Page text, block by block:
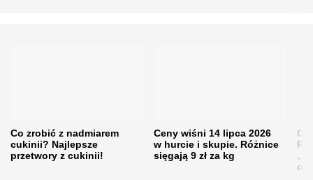
Co zrobić z nadmiarem
cukinii? Najlepsze
przetwory z cukinii!
Ceny wiśni 14 lipca 2026
w hurcie i skupie. Różnice
sięgają 9 zł za kg